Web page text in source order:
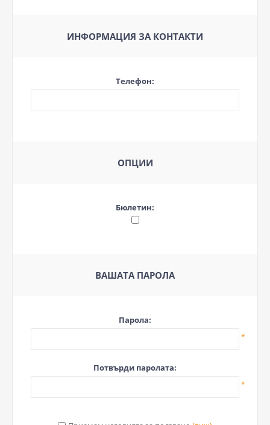
ИНФОРМАЦИЯ ЗА КОНТАКТИ
Телефон:
ОПЦИИ
Бюлетин:
ВАШАТА ПАРОЛА
Парола:
*
Потвърди паролата:
*